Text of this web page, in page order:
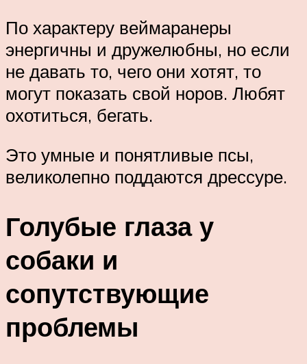
По характеру веймаранеры
энергичны и дружелюбны, но если
не давать то, чего они хотят, то
могут показать свой норов. Любят
охотиться, бегать.
Это умные и понятливые псы,
великолепно поддаются дрессуре.
Голубые глаза у
собаки и
сопутствующие
проблемы